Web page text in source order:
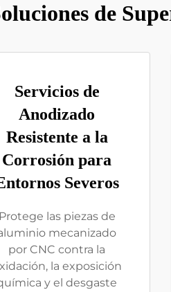
de
Servicios de
Anodizado
Resistente a la
Corrosión para
Severos
Protege las piezas de
mecanizado
por CNC contra la
la exposición
y el desgaste